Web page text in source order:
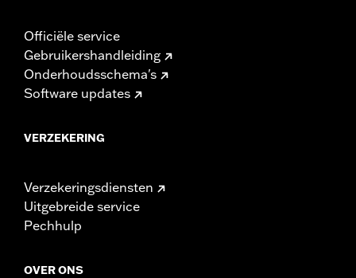
Officiële service
Gebruikershandleiding
Onderhoudsschema's
Software updates
VERZEKERING
Verzekeringsdiensten
Uitgebreide service
Pechhulp
OVER ONS